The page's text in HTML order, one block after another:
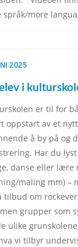
språk/more
2025
i
er til for
oppstart av et
å by på og
Har du
danse eller lære
maling mm) –
tilbud om
grupper som
ulike
vi tilbyr